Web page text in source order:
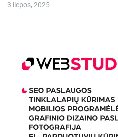
3 liepos, 2025